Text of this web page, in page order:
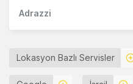
Adrazzi
Lokasyon Bazlı Servisler